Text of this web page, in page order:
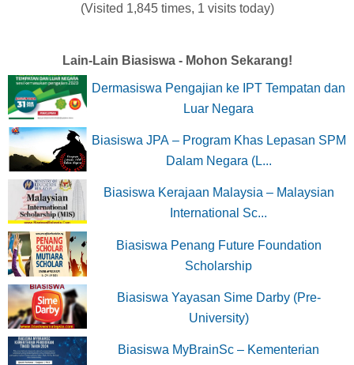
(Visited 1,845 times, 1 visits today)
Lain-Lain Biasiswa - Mohon Sekarang!
Dermasiswa Pengajian ke IPT Tempatan dan
Luar Negara
Biasiswa JPA – Program Khas Lepasan SPM
Dalam Negara (L...
Biasiswa Kerajaan Malaysia – Malaysian
International Sc...
Biasiswa Penang Future Foundation
Scholarship
Biasiswa Yayasan Sime Darby (Pre-
University)
Biasiswa MyBrainSc – Kementerian